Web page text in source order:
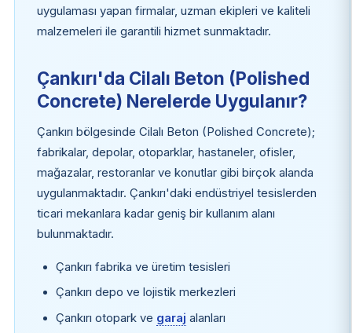
uygulaması yapan firmalar, uzman ekipleri ve kaliteli
malzemeleri ile garantili hizmet sunmaktadır.
Çankırı'da Cilalı Beton (Polished
Concrete) Nerelerde Uygulanır?
Çankırı bölgesinde Cilalı Beton (Polished Concrete);
fabrikalar, depolar, otoparklar, hastaneler, ofisler,
mağazalar, restoranlar ve konutlar gibi birçok alanda
uygulanmaktadır. Çankırı'daki endüstriyel tesislerden
ticari mekanlara kadar geniş bir kullanım alanı
bulunmaktadır.
Çankırı fabrika ve üretim tesisleri
Çankırı depo ve lojistik merkezleri
Çankırı otopark ve garaj alanları